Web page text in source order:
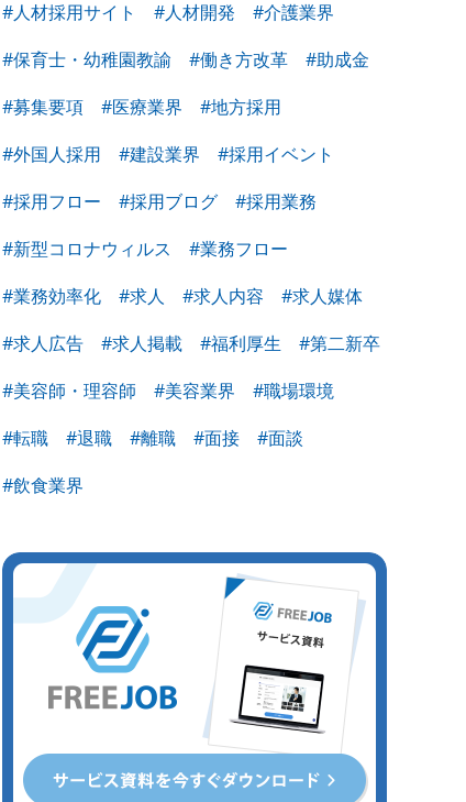
#人材採用サイト
#人材開発
#介護業界
#保育士・幼稚園教諭
#働き方改革
#助成金
#募集要項
#医療業界
#地方採用
#外国人採用
#建設業界
#採用イベント
#採用フロー
#採用ブログ
#採用業務
#新型コロナウィルス
#業務フロー
#業務効率化
#求人 #求人内容
#求人媒体
#求人広告
#求人掲載 #福利厚生
#第二新卒
#美容師・理容師
#美容業界
#職場環境
#転職
#退職 #離職 #面接
#面談
#飲食業界